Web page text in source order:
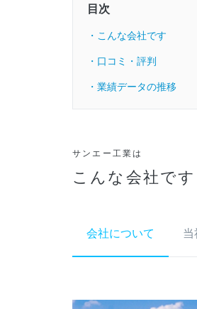
目次
・こんな会社です
・口コミ・評判
・業績データの推移
サンエー工業は
こんな会社です
会社について 当